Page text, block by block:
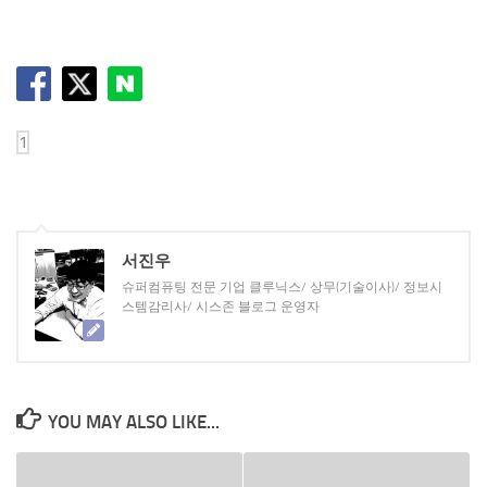
서진우
슈퍼컴퓨팅 전문 기업 클루닉스/ 상무(기술이사)/ 정보시
스템감리사/ 시스존 블로그 운영자
YOU MAY ALSO LIKE...